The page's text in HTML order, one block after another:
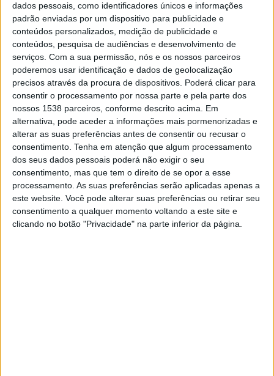
dados pessoais, como identificadores únicos e informações
padrão enviadas por um dispositivo para publicidade e
conteúdos personalizados, medição de publicidade e
conteúdos, pesquisa de audiências e desenvolvimento de
serviços. Com a sua permissão, nós e os nossos parceiros
poderemos usar identificação e dados de geolocalização
precisos através da procura de dispositivos. Poderá clicar para
consentir o processamento por nossa parte e pela parte dos
nossos 1538 parceiros, conforme descrito acima. Em
alternativa, pode aceder a informações mais pormenorizadas e
alterar as suas preferências antes de consentir ou recusar o
consentimento. Tenha em atenção que algum processamento
dos seus dados pessoais poderá não exigir o seu
consentimento, mas que tem o direito de se opor a esse
processamento. As suas preferências serão aplicadas apenas a
este website. Você pode alterar suas preferências ou retirar seu
consentimento a qualquer momento voltando a este site e
clicando no botão "Privacidade" na parte inferior da página.
Festival de Gastronomia arranca dia 27
de outubro
13/10/2023 às 12:19